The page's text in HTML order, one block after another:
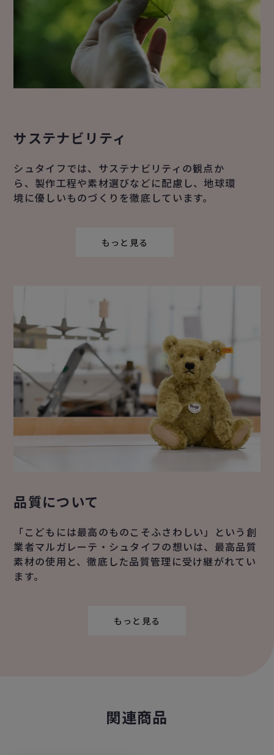
サステナビリティ
シュタイフでは、サステナビリティの観点か
ら、製作工程や素材選びなどに配慮し、地球環
境に優しいものづくりを徹底しています。
もっと見る
品質について
「こどもには最高のものこそふさわしい」という創
業者マルガレーテ・シュタイフの想いは、最高品質
素材の使用と、徹底した品質管理に受け継がれてい
ます。
もっと見る
関連商品